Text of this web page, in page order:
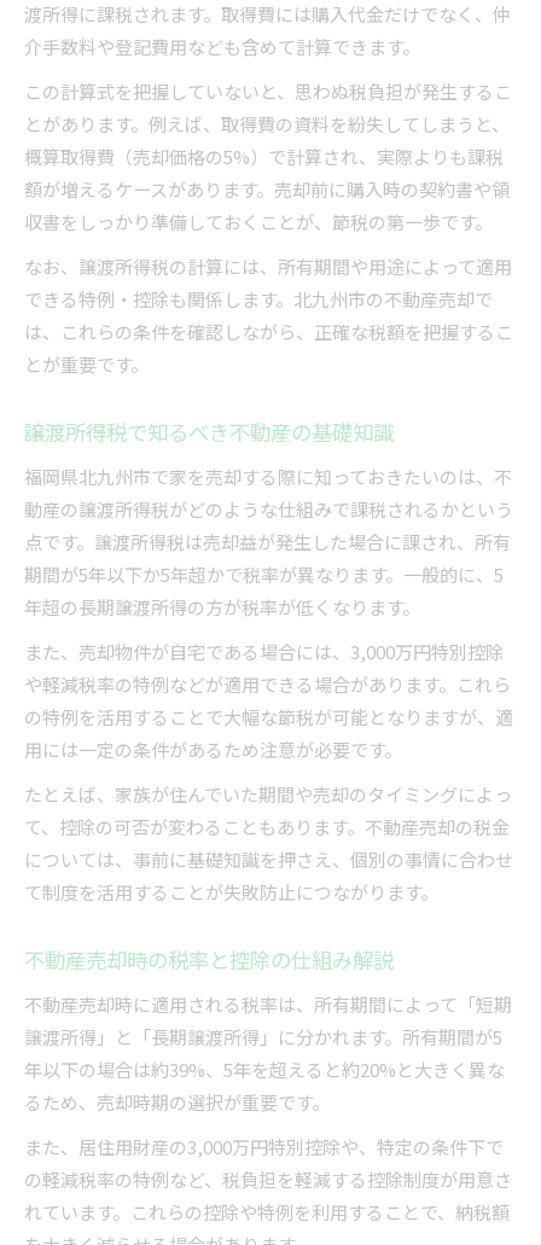
渡所得に課税されます。取得費には購入代金だけでなく、仲
介手数料や登記費用なども含めて計算できます。
この計算式を把握していないと、思わぬ税負担が発生するこ
とがあります。例えば、取得費の資料を紛失してしまうと、
概算取得費（売却価格の5%）で計算され、実際よりも課税
額が増えるケースがあります。売却前に購入時の契約書や領
収書をしっかり準備しておくことが、節税の第一歩です。
なお、譲渡所得税の計算には、所有期間や用途によって適用
できる特例・控除も関係します。北九州市の不動産売却で
は、これらの条件を確認しながら、正確な税額を把握するこ
とが重要です。
譲渡所得税で知るべき不動産の基礎知識
福岡県北九州市で家を売却する際に知っておきたいのは、不
動産の譲渡所得税がどのような仕組みで課税されるかという
点です。譲渡所得税は売却益が発生した場合に課され、所有
期間が5年以下か5年超かで税率が異なります。一般的に、5
年超の長期譲渡所得の方が税率が低くなります。
また、売却物件が自宅である場合には、3,000万円特別控除
や軽減税率の特例などが適用できる場合があります。これら
の特例を活用することで大幅な節税が可能となりますが、適
用には一定の条件があるため注意が必要です。
たとえば、家族が住んでいた期間や売却のタイミングによっ
て、控除の可否が変わることもあります。不動産売却の税金
については、事前に基礎知識を押さえ、個別の事情に合わせ
て制度を活用することが失敗防止につながります。
不動産売却時の税率と控除の仕組み解説
不動産売却時に適用される税率は、所有期間によって「短期
譲渡所得」と「長期譲渡所得」に分かれます。所有期間が5
年以下の場合は約39%、5年を超えると約20%と大きく異な
るため、売却時期の選択が重要です。
また、居住用財産の3,000万円特別控除や、特定の条件下で
の軽減税率の特例など、税負担を軽減する控除制度が用意さ
れています。これらの控除や特例を利用することで、納税額